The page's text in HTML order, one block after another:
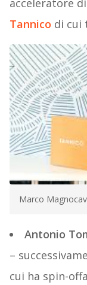
acceleratore
Tannico di cui
Marco
Antonio
–
cui ha spin-